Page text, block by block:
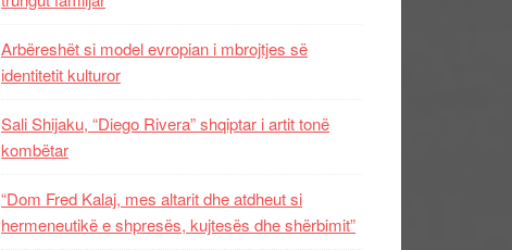
Arbëreshët si model evropian i mbrojtjes së
identitetit kulturor
Sali Shijaku, “Diego Rivera” shqiptar i artit tonë
kombëtar
“Dom Fred Kalaj, mes altarit dhe atdheut si
hermeneutikë e shpresës, kujtesës dhe shërbimit”